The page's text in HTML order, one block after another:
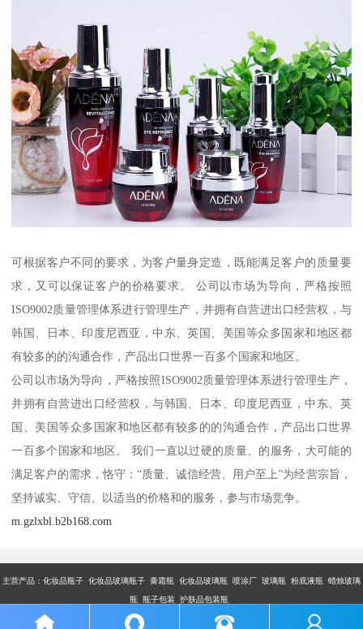
可根据客户不同的要求，为客户量身定造，既能满足客户的质量要
求，又可以保证客户的价格要求。 公司以市场为导向，严格按照
ISO9002质量管理体系进行管理生产，并拥有自营进出口经营权，与
韩国、日本、印度尼西亚，中东、英国、美国等众多国家和地区都
有较多的的沟通合作，产品出口世界一百多个国家和地区。
公司以市场为导向，严格按照ISO9002质量管理体系进行管理生产，
并拥有自营进出口经营权，与韩国、日本、印度尼西亚，中东、英
国、美国等众多国家和地区都有较多的的沟通合作，产品出口世界
一百多个国家和地区。 我们一直以过硬的质量、的服务，大可能的
满足客户的需求，恪守：“质量、诚信经营、用户至上”为经营宗旨，
坚持诚实、守信、以适当的价格和的服务，参与市场竞争。
m.gzlxbl.b2b168.com
主营产品： 化妆品瓶子 化妆品玻璃瓶子 膏霜瓶 化妆品玻璃瓶 喷涂厂 玻璃瓶 粉底液瓶 蜡烛玻璃
瓶 瓶子包装 护肤品包装瓶
版权所有：广州市乐鑫玻璃制品有限公司